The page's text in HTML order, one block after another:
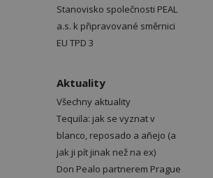
Stanovisko společnosti PEAL
a.s. k připravované směrnici
EU TPD 3
Aktuality
Všechny aktuality
Tequila: jak se vyznat v
blanco, reposado a añejo (a
jak ji pít jinak než na ex)
Don Pealo partnerem Prague